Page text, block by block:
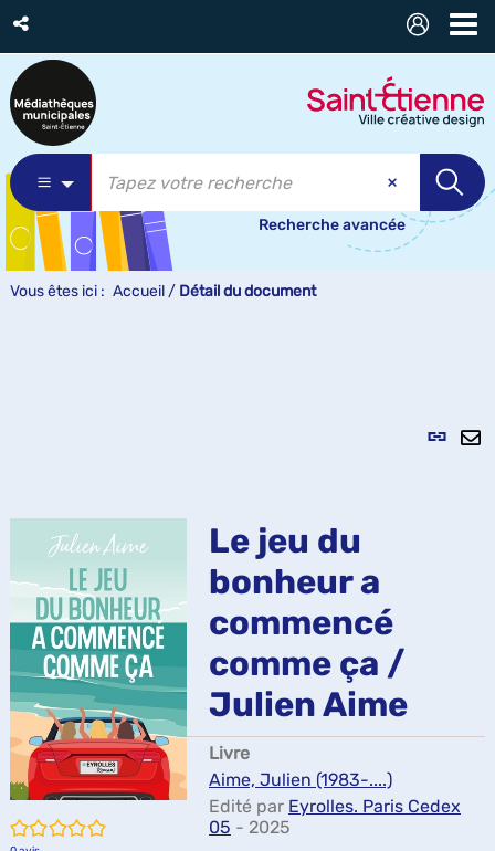
Recherche avancée
Vous êtes ici : Accueil / Détail du document
Lien
/5
Le jeu du
bonheur a
commencé
comme ça /
Julien Aime
Livre
Aime, Julien (1983-....)
Edité par Eyrolles. Paris Cedex
05 - 2025